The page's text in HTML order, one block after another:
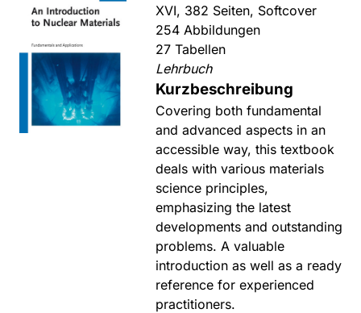
XVI, 382 Seiten, Softcover
254 Abbildungen
27 Tabellen
Lehrbuch
Kurzbeschreibung
Covering both fundamental
and advanced aspects in an
accessible way, this textbook
deals with various materials
science principles,
emphasizing the latest
developments and outstanding
problems. A valuable
introduction as well as a ready
reference for experienced
practitioners.